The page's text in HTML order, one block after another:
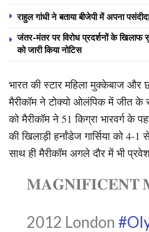
राहुल गांधी ने बताया बीजेपी में अपना
जंतर-मंतर पर विरोध प्रदर्शनों के खिलाफ
को जारी किया नोटिस
भारत की स्टार महिला मुक्केबाज और
मैरीकॉम ने टोक्यो ओलंपिक में जीत के
को मैरीकॉम ने 51 किग्रा भारवर्ग के
की खिलाड़ी हर्नांडेज गार्सिया को
साथ ही मैरीकॉम अगले दौर में भी
𝐌𝐀𝐆𝐍𝐈𝐅𝐈𝐂𝐄𝐍𝐓
2012 London